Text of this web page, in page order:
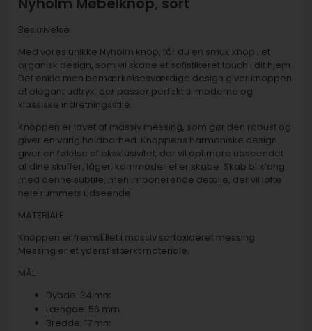
Beskrivelse
Med vores unikke Nyholm knop, får du en smuk knop i et
organisk design, som vil skabe et sofistikeret touch i dit hjem.
Det enkle men bemærkelsesværdige design giver knoppen
et elegant udtryk, der passer perfekt til moderne og
klassiske indretningsstile.
Knoppen er lavet af massiv messing, som gør den robust og
giver en varig holdbarhed. Knoppens harmoniske design
giver en følelse af eksklusivitet, der vil optimere udseendet
af dine skuffer, låger, kommoder eller skabe. Skab blikfang
med denne subtile, men imponerende detalje, der vil løfte
hele rummets udseende.
MATERIALE
Knoppen er fremstillet i massiv sortoxideret messing.
Messing er et yderst stærkt materiale.
MÅL
Dybde: 34 mm
Længde: 56 mm
Bredde: 17 mm